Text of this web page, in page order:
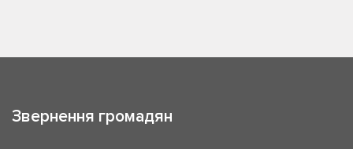
Звернення громадян